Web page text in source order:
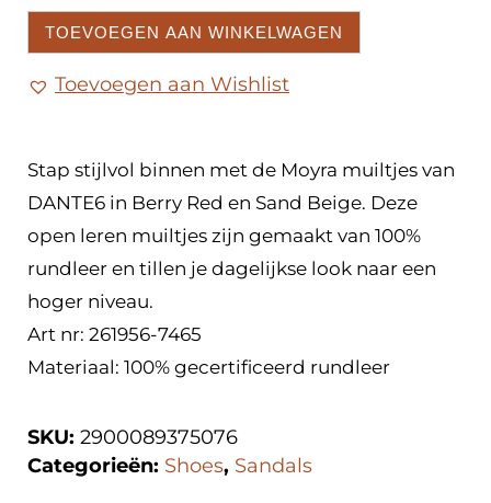
TOEVOEGEN AAN WINKELWAGEN
Toevoegen aan Wishlist
Stap stijlvol binnen met de Moyra muiltjes van
DANTE6 in Berry Red en Sand Beige. Deze
open leren muiltjes zijn gemaakt van 100%
rundleer en tillen je dagelijkse look naar een
hoger niveau.
Art nr: 261956-7465
Materiaal: 100% gecertificeerd rundleer
SKU: 2900089375076
Categorieën: Shoes, Sandals